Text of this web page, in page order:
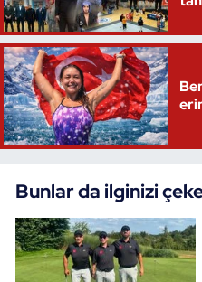
Bunlar da ilginizi